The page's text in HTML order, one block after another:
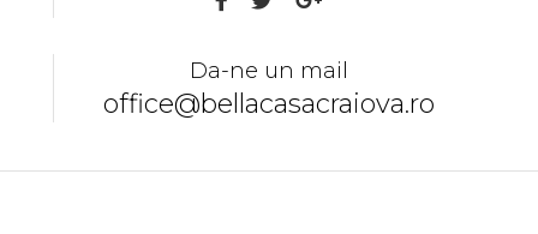
Da-ne un mail
office@bellacasacraiova.ro